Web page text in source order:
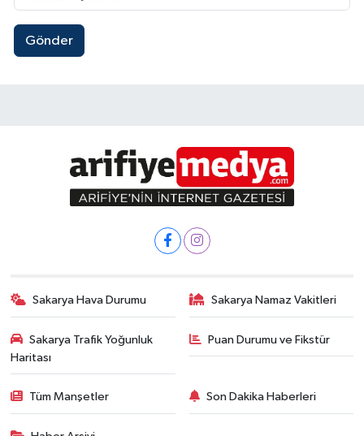
Gönder
Sakarya Hava Durumu Sakarya Namaz Vakitleri
Sakarya Trafik Yoğunluk
Haritası
Puan Durumu ve Fikstür
Tüm Manşetler Son Dakika Haberleri